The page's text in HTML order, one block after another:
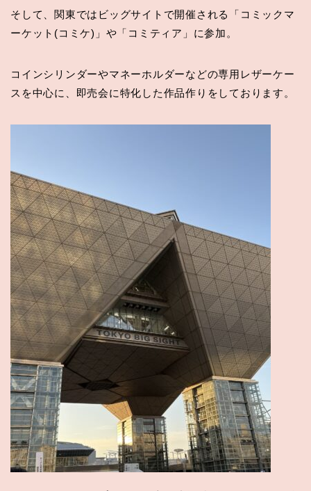
そして、関東ではビッグサイトで開催される「コミックマ
ーケット(コミケ)」や「コミティア」に参加。
コインシリンダーやマネーホルダーなどの専用レザーケー
スを中心に、即売会に特化した作品作りをしております。